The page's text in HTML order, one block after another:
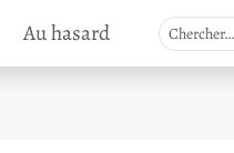
Au hasard